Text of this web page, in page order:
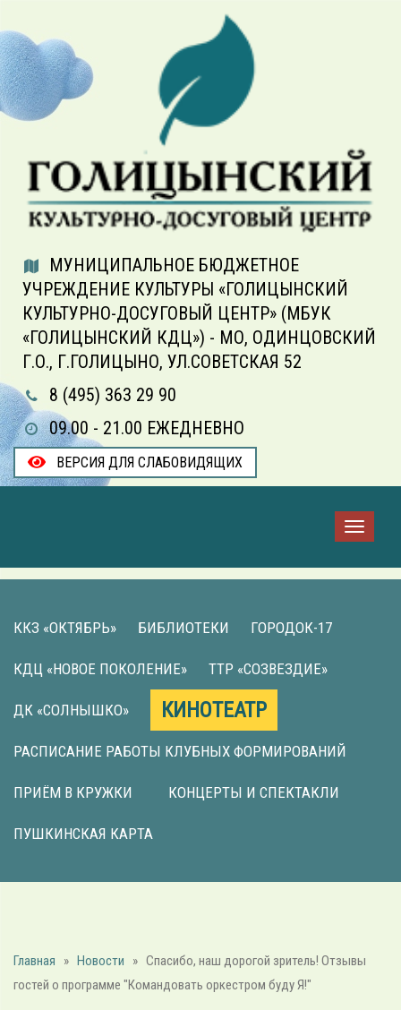
МУНИЦИПАЛЬНОЕ БЮДЖЕТНОЕ
УЧРЕЖДЕНИЕ КУЛЬТУРЫ «ГОЛИЦЫНСКИЙ
КУЛЬТУРНО-ДОСУГОВЫЙ ЦЕНТР» (МБУК
«ГОЛИЦЫНСКИЙ КДЦ») - МО, ОДИНЦОВСКИЙ
Г.О., Г.ГОЛИЦЫНО, УЛ.СОВЕТСКАЯ 52
8 (495) 363 29 90
09.00 - 21.00 ЕЖЕДНЕВНО
ВЕРСИЯ ДЛЯ СЛАБОВИДЯЩИХ
ККЗ «ОКТЯБРЬ» БИБЛИОТЕКИ ГОРОДОК-17
КДЦ «НОВОЕ ПОКОЛЕНИЕ» ТТР «СОЗВЕЗДИЕ»
ДК «СОЛНЫШКО» КИНОТЕАТР
РАСПИСАНИЕ РАБОТЫ КЛУБНЫХ ФОРМИРОВАНИЙ
ПРИЁМ В КРУЖКИ КОНЦЕРТЫ И СПЕКТАКЛИ
ПУШКИНСКАЯ КАРТА
Главная » Новости » Спасибо, наш дорогой зритель! Отзывы
гостей о программе "Командовать оркестром буду Я!"